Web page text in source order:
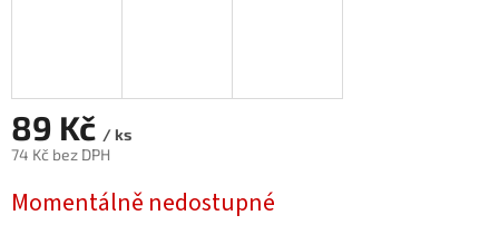
89 Kč / ks
74 Kč bez DPH
cena:
Momentálně nedostupné